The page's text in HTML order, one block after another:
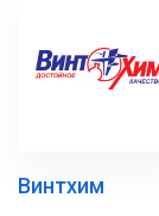
Винтхим